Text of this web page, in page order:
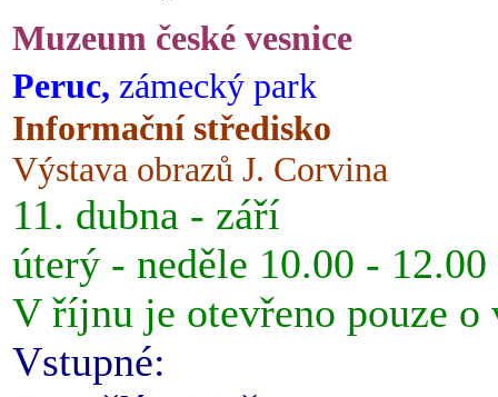
Muzeum české vesnice
Peruc, zámecký park
Informační středisko
Výstava obrazů J. Corvina
11. dubna - září
úterý - neděle 10.00 -
V říjnu je otevřeno pouze o
Vstupné: